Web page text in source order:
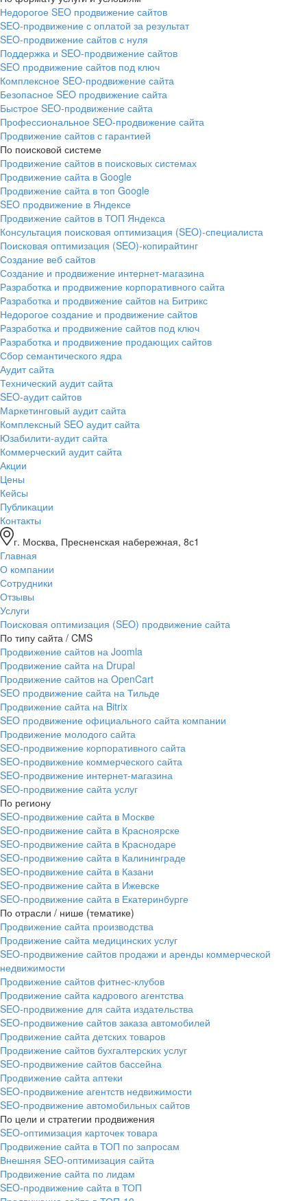
Недорогое SEO продвижение сайтов
SEO-продвижение с оплатой за результат
SEO-продвижение сайтов с нуля
Поддержка и SEO-продвижение сайтов
SEO продвижение сайтов под ключ
Комплексное SEO-продвижение сайта
Безопасное SEO продвижение сайта
Быстрое SEO-продвижение сайта
Профессиональное SEO-продвижение сайта
Продвижение сайтов с гарантией
По поисковой системе
Продвижение сайтов в поисковых системах
Продвижение сайта в Google
Продвижение сайта в топ Google
SEO продвижение в Яндексе
Продвижение сайтов в ТОП Яндекса
Консультация поисковая оптимизация (SEO)-специалиста
Поисковая оптимизация (SEO)-копирайтинг
Создание веб сайтов
Создание и продвижение интернет-магазина
Разработка и продвижение корпоративного сайта
Разработка и продвижение сайтов на Битрикс
Недорогое создание и продвижение сайтов
Разработка и продвижение сайтов под ключ
Разработка и продвижение продающих сайтов
Сбор семантического ядра
Аудит сайта
Технический аудит сайта
SEO-аудит сайтов
Маркетинговый аудит сайта
Комплексный SEO аудит сайта
Юзабилити-аудит сайта
Коммерческий аудит сайта
Акции
Цены
Кейсы
Публикации
Контакты
г. Москва, Пресненская набережная, 8с1
Главная
О компании
Сотрудники
Отзывы
Услуги
Поисковая оптимизация (SEO) продвижение сайта
По типу сайта / CMS
Продвижение сайтов на Joomla
Продвижение сайта на Drupal
Продвижение сайтов на OpenCart
SEO продвижение сайта на Тильде
Продвижение сайта на Bitrix
SEO продвижение официального сайта компании
Продвижение молодого сайта
SEO-продвижение корпоративного сайта
SEO-продвижение коммерческого сайта
SEO-продвижение интернет-магазина
SEO‑продвижение сайта услуг
По региону
SEO-продвижение сайта в Москве
SEO-продвижение сайта в Красноярске
SEO-продвижение сайта в Краснодаре
SEO-продвижение сайта в Калининграде
SEO-продвижение сайта в Казани
SEO-продвижение сайта в Ижевске
SEO-продвижение сайта в Екатеринбурге
По отрасли / нише (тематике)
Продвижение сайта производства
Продвижение сайта медицинских услуг
SEO-продвижение сайтов продажи и аренды коммерческой
недвижимости
Продвижение сайтов фитнес-клубов
Продвижение сайта кадрового агентства
SEO-продвижение для сайта издательства
SEO-продвижение сайтов заказа автомобилей
Продвижение сайта детских товаров
Продвижение сайтов бухгалтерских услуг
SEO-продвижение сайтов бассейна
Продвижение сайта аптеки
SEO-продвижение агентств недвижимости
SEO-продвижение автомобильных сайтов
По цели и стратегии продвижения
SEO-оптимизация карточек товара
Продвижение сайта в ТОП по запросам
Внешняя SEO-оптимизация сайта
Продвижение сайта по лидам
SEO-продвижение сайта в ТОП